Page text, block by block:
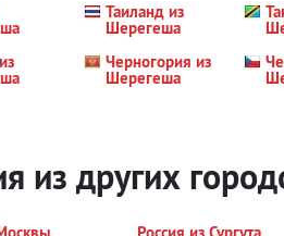
Таиланд из
Шерегеша
Черногория из
Шерегеша
из других